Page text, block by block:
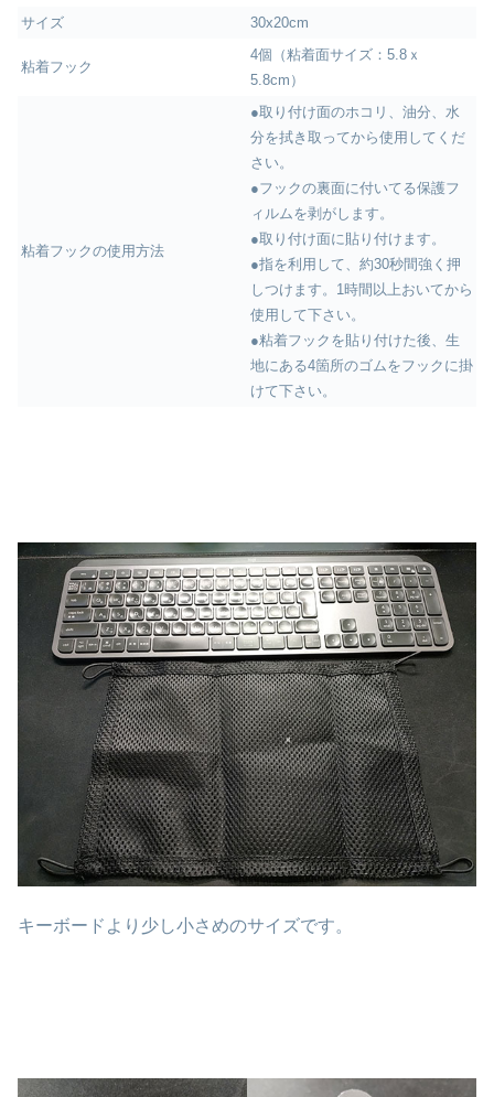
サイズ
30x20cm
粘着フック
4個（粘着面サイズ：5.8ｘ
5.8cm）
粘着フックの使用方法
●取り付け面のホコリ、油分、水
分を拭き取ってから使用してくだ
さい。
●フックの裏面に付いてる保護フ
ィルムを剥がします。
●取り付け面に貼り付けます。
●指を利用して、約30秒間強く押
しつけます。1時間以上おいてから
使用して下さい。
●粘着フックを貼り付けた後、生
地にある4箇所のゴムをフックに掛
けて下さい。
キーボードより少し小さめのサイズです。